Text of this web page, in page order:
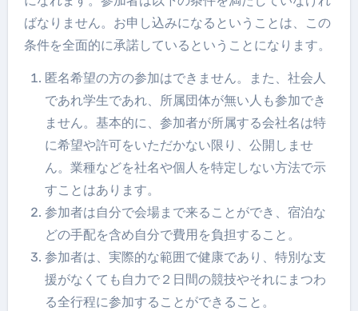
ばなりません。お申し込みになるということは、この
条件を全面的に承諾しているということになります。
匿名希望の方の参加はできません。また、社会人
であれ学生であれ、所属団体が無い人も参加でき
ません。基本的に、参加者が所属する会社名は特
に希望や許可をいただかない限り、公開しませ
ん。業種などを社名や個人を特定しない方法で示
すことはあります。
参加者は自分で会場まで来ることができ、宿泊な
どの手配を含め自分で費用を負担すること。
参加者は、実際的な範囲で健康であり、特別な支
援がなくても自力で２日間の競技やそれにまつわ
る全行程に参加することができること。